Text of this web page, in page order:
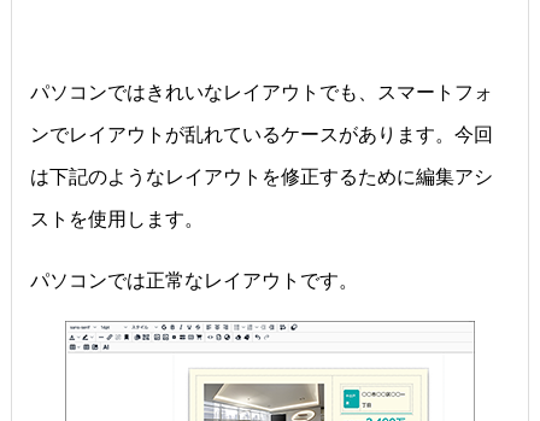
パソコンではきれいなレイアウトでも、スマートフォ
ンでレイアウトが乱れているケースがあります。今回
は下記のようなレイアウトを修正するために編集アシ
ストを使用します。
パソコンでは正常なレイアウトです。